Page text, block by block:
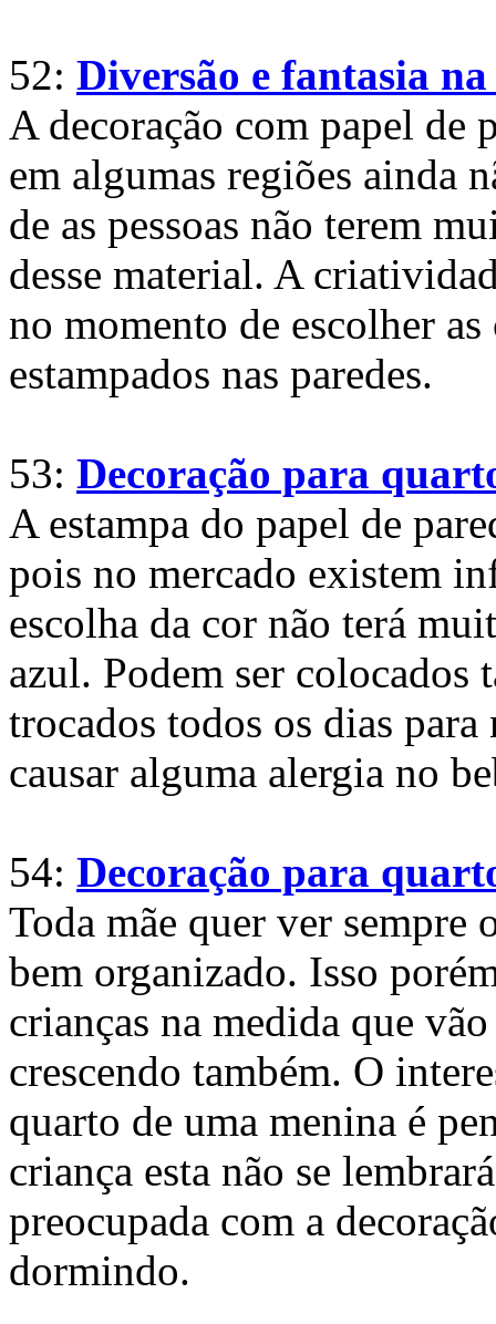
52: Diversão e fantasia
A decoração com papel de
em algumas regiões ainda
de as pessoas não terem
desse material. A
no momento de escolher
estampados nas paredes.
53: Decoração para
A estampa do papel de
pois no mercado existem
escolha da cor não terá
azul. Podem ser colocados
trocados todos os dias
causar alguma alergia no
54: Decoração para
Toda mãe quer ver
bem organizado. Isso
crianças na medida que
crescendo também. O
quarto de uma menina é
criança esta não se
preocupada com a
dormindo.